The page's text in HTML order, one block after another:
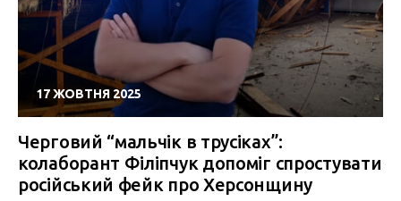
17 ЖОВТНЯ 2025
Черговий “мальчік в трусіках”:
колаборант Філіпчук допоміг спростувати
російський фейк про Херсонщину